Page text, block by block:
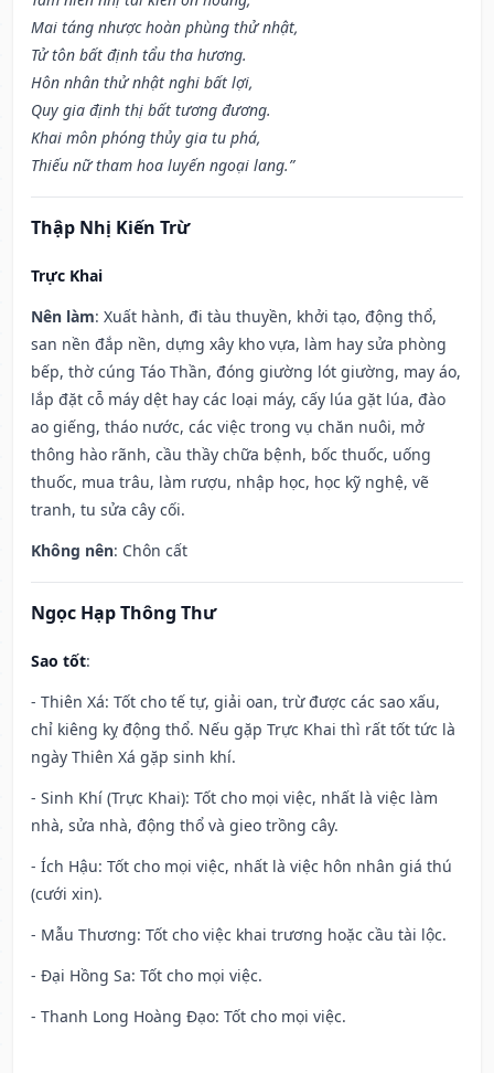
Mai táng nhược hoàn phùng thử nhật,
Tử tôn bất định tẩu tha hương.
Hôn nhân thử nhật nghi bất lợi,
Quy gia định thị bất tương đương.
Khai môn phóng thủy gia tu phá,
Thiếu nữ tham hoa luyến ngoại lang.”
Thập Nhị Kiến Trừ
Trực Khai
Nên làm: Xuất hành, đi tàu thuyền, khởi tạo, động thổ,
san nền đắp nền, dựng xây kho vựa, làm hay sửa phòng
bếp, thờ cúng Táo Thần, đóng giường lót giường, may áo,
lắp đặt cỗ máy dệt hay các loại máy, cấy lúa gặt lúa, đào
ao giếng, tháo nước, các việc trong vụ chăn nuôi, mở
thông hào rãnh, cầu thầy chữa bệnh, bốc thuốc, uống
thuốc, mua trâu, làm rượu, nhập học, học kỹ nghệ, vẽ
tranh, tu sửa cây cối.
Không nên: Chôn cất
Ngọc Hạp Thông Thư
Sao tốt:
- Thiên Xá: Tốt cho tế tự, giải oan, trừ được các sao xấu,
chỉ kiêng kỵ động thổ. Nếu gặp Trực Khai thì rất tốt tức là
ngày Thiên Xá gặp sinh khí.
- Sinh Khí (Trực Khai): Tốt cho mọi việc, nhất là việc làm
nhà, sửa nhà, động thổ và gieo trồng cây.
- Ích Hậu: Tốt cho mọi việc, nhất là việc hôn nhân giá thú
(cưới xin).
- Mẫu Thương: Tốt cho việc khai trương hoặc cầu tài lộc.
- Đại Hồng Sa: Tốt cho mọi việc.
- Thanh Long Hoàng Đạo: Tốt cho mọi việc.